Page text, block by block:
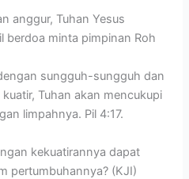
anggur, Tuhan Yesus
berdoa minta pimpinan Roh
sungguh-sungguh dan
Tuhan akan mencukupi
limpahnya. Pil 4:17.
kekuatirannya dapat
pertumbuhannya? (KJI)